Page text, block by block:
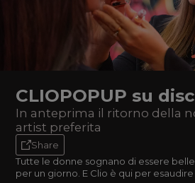
CLIOPOPUP su
In anteprima il ritorno della
artist preferita
Share
Tutte le donne sognano di essere
per un giorno. E Clio è qui per